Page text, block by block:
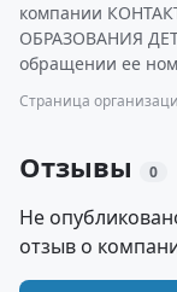
компании
ОБРАЗОВАНИЯ
обращении ее
Страница
Отзывы 0
Не
отзыв о